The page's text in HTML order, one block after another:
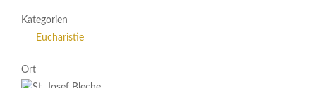
Kategorien
Eucharistie
Ort